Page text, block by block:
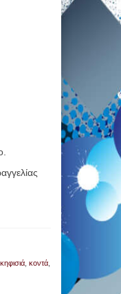
κηφισιά, κοντά,